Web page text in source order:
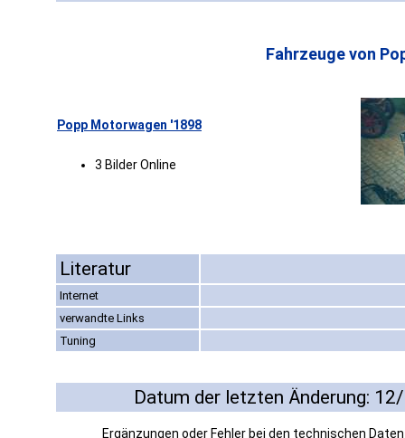
Fahrzeuge von
Popp Motorwagen '1898
3 Bilder Online
Literatur
Internet
verwandte Links
Tuning
Datum der letzten Änderung:
Ergänzungen oder Fehler bei den technischen